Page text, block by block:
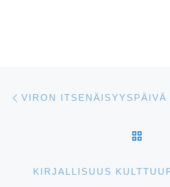
Artikkelien
KIRJALLISUUS